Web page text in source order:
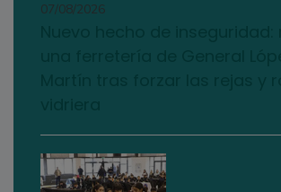
07/08/2026